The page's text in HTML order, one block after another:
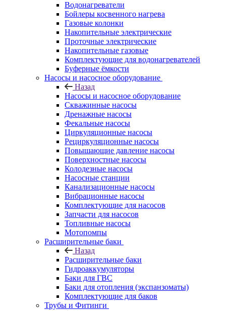
Водонагреватели
Бойлеры косвенного нагрева
Газовые колонки
Накопительные электрические
Проточные электрические
Накопительные газовые
Комплектующие для водонагревателей
Буферные ёмкости
Насосы и насосное оборудование
Назад
Насосы и насосное оборудование
Скважинные насосы
Дренажные насосы
Фекальные насосы
Циркуляционные насосы
Рециркуляционные насосы
Повышающие давление насосы
Поверхностные насосы
Колодезные насосы
Насосные станции
Канализационные насосы
Вибрационные насосы
Комплектующие для насосов
Запчасти для насосов
Топливные насосы
Мотопомпы
Расширительные баки
Назад
Расширительные баки
Гидроаккумуляторы
Баки для ГВС
Баки для отопления (экспанзоматы)
Комплектующие для баков
Трубы и Фитинги